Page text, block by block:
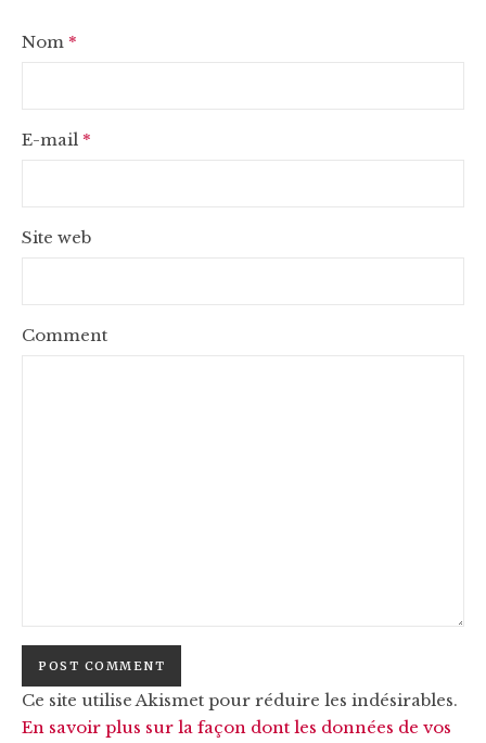
Nom *
E-mail *
Site web
Comment
Ce site utilise Akismet pour réduire les indésirables.
En savoir plus sur la façon dont les données de vos